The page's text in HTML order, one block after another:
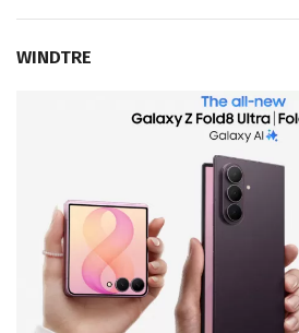
WINDTRE